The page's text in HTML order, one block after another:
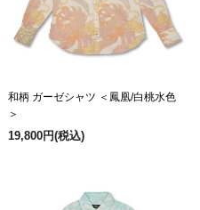
和柄 ガーゼシャツ ＜鳳凰/白桃水色
＞
19,800円(税込)